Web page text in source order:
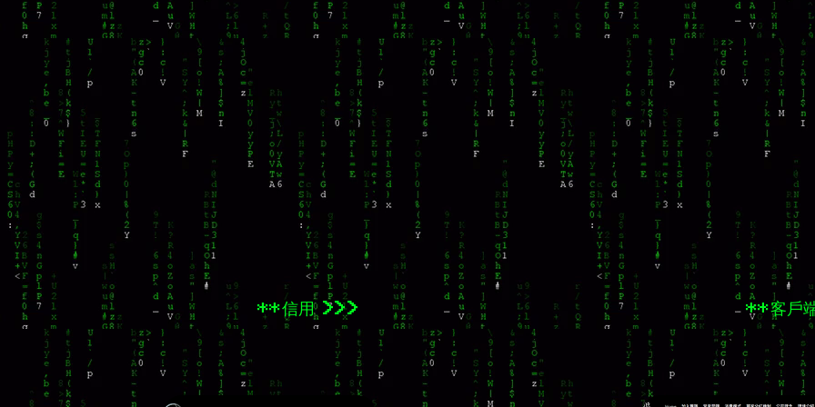
**信用 >>> **客戶